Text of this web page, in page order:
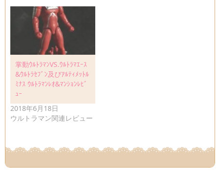
掌動ｳﾙﾄﾗﾏﾝVS.ｳﾙﾄﾗﾏｴｰｽ
&ｳﾙﾄﾗｾﾌﾞﾝ及びｱﾙﾃｨﾒｯﾄﾙ
ﾐﾅｽ ｳﾙﾄﾗﾏﾝﾚｵ&ﾏﾝｼｮﾝﾚﾋﾞ
ｭｰ
2018年6月18日
ウルトラマン関連レビュー